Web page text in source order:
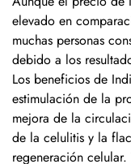
elevado en
muchas personas
debido a los
Los beneficios de
estimulación de la
mejora de la
de la celulitis y la
regeneración